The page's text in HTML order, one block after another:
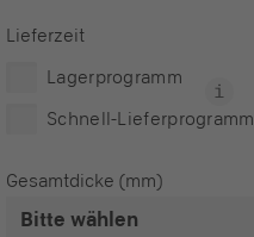
Lieferzeit
Lagerprogramm
Schnell-Lieferprogramm
Gesamtdicke (mm)